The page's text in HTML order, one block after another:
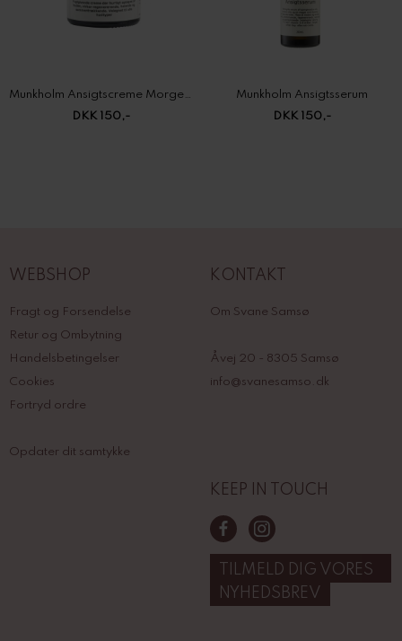
Munkholm Ansigtscreme Morgenfrue
DKK 150,-
Munkholm Ansigtsserum
DKK 150,-
WEBSHOP
Fragt og Forsendelse
Retur og Ombytning
Handelsbetingelser
Cookies
Fortryd ordre
Opdater dit samtykke
KONTAKT
Om Svane Samsø
Åvej 20 - 8305 Samsø
info@svanesamso.dk
KEEP IN TOUCH
TILMELD DIG VORES
NYHEDSBREV